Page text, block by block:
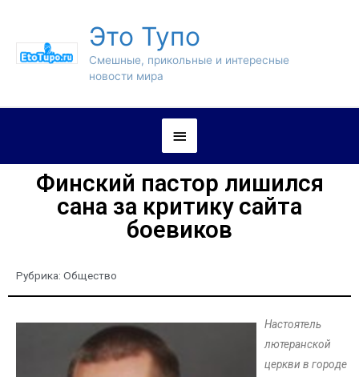
Это Тупо
Смешные, прикольные и интересные
новости мира
Финский пастор лишился
сана за критику сайта
боевиков
Рубрика: Общество
Настоятель
лютеранской
церкви в городе